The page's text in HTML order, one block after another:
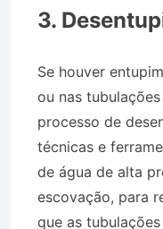
3.
Se houver
ou nas
processo de
técnicas e
de água de alta
escovação, para
que as